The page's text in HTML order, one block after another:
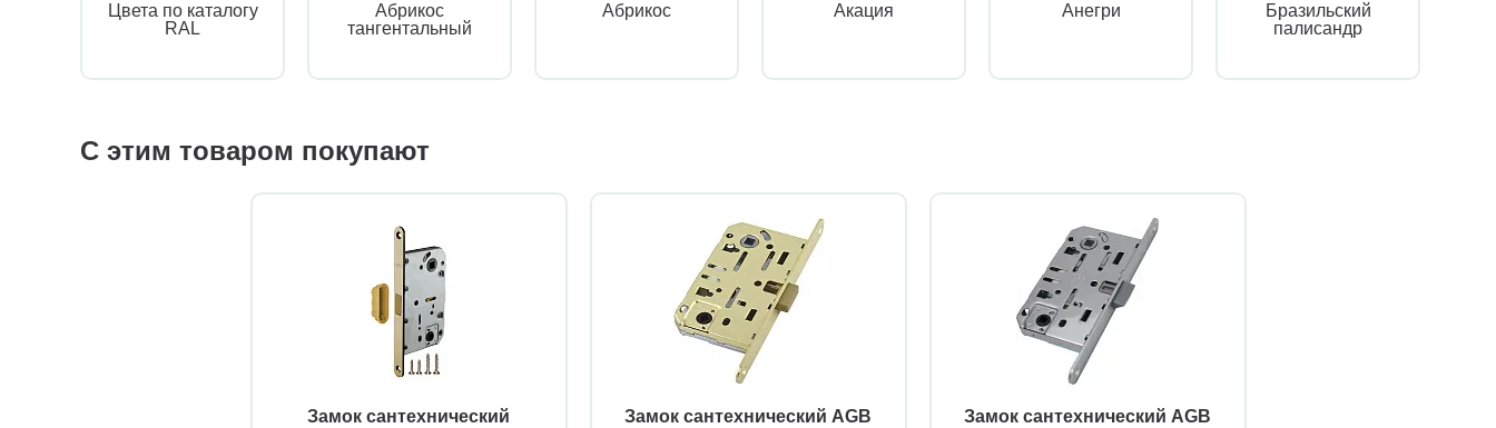
Цвета по каталогу
RAL
Абрикос
тангентальный
Абрикос Акация Анегри
Бразильский
палисандр
С этим товаром покупают
Замок сантехнический
Замок сантехнический AGB
Замок сантехнический AGB